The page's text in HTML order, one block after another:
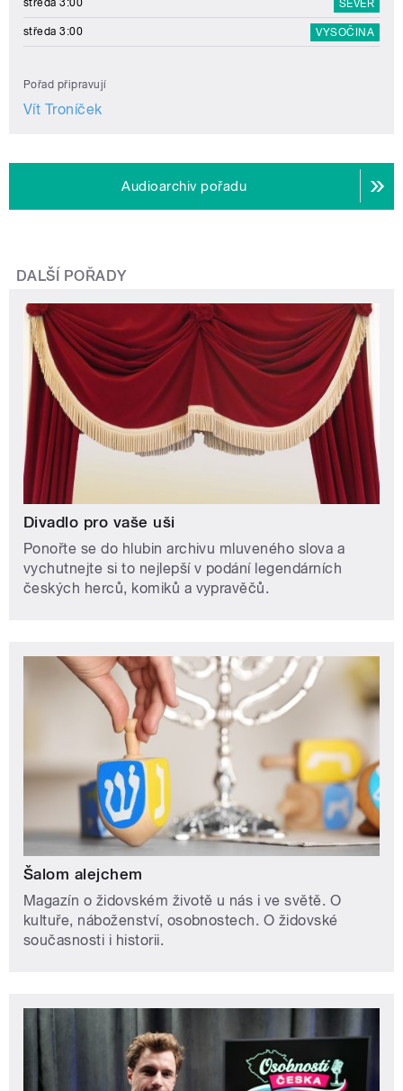
středa 3:00 SEVER
středa 3:00 VYSOČINA
Pořad připravují
Vít Troníček
Audioarchiv pořadu
DALŠÍ POŘADY
Divadlo pro vaše uši
Ponořte se do hlubin archivu mluveného slova a
vychutnejte si to nejlepší v podání legendárních
českých herců, komiků a vypravěčů.
Šalom alejchem
Magazín o židovském životě u nás i ve světě. O
kultuře, náboženství, osobnostech. O židovské
současnosti i historii.